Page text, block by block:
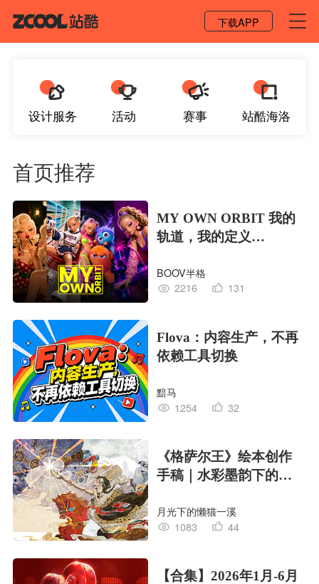
下载APP
设计服务 活动 赛事 站酷海洛
首页推荐
MY OWN ORBIT 我的
轨道，我的定义
对
BOOV半格
2216
131
Flova：内容生产，不再
依赖工具切换
黯马
1254
32
《格萨尔王》绘本创作
手稿｜水彩墨韵下的史
月光下的懒猫一溪
1083
44
【合集】2026年1月-6月